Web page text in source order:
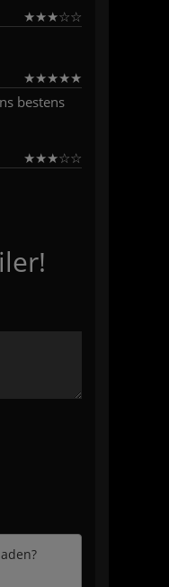
★★★☆☆
★★★★★
bestens
★★★☆☆